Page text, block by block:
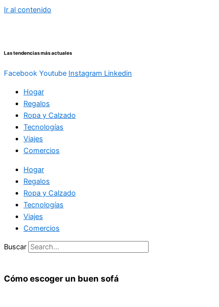
Ir al contenido
Las tendencias más actuales
Facebook Youtube Instagram Linkedin
Hogar
Regalos
Ropa y Calzado
Tecnologías
Viajes
Comercios
Hogar
Regalos
Ropa y Calzado
Tecnologías
Viajes
Comercios
Buscar
Cómo escoger un buen sofá